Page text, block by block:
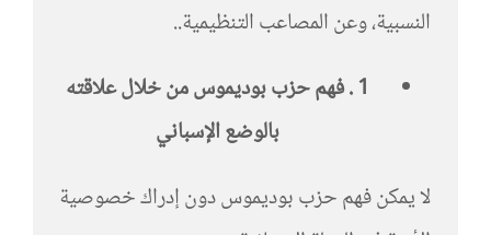
النسبية، وعن المصاعب التنظيمية..
1 . فهم حزب بوديموس من خلال علاقته
بالوضع الإسباني
لا يمكن فهم حزب بوديموس دون إدراك خصوصية